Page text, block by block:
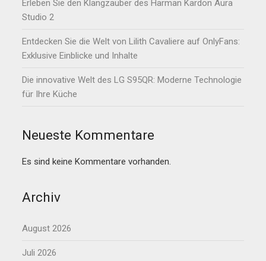
Erleben Sie den Klangzauber des Harman Kardon Aura
Studio 2
Entdecken Sie die Welt von Lilith Cavaliere auf OnlyFans:
Exklusive Einblicke und Inhalte
Die innovative Welt des LG S95QR: Moderne Technologie
für Ihre Küche
Neueste Kommentare
Es sind keine Kommentare vorhanden.
Archiv
August 2026
Juli 2026